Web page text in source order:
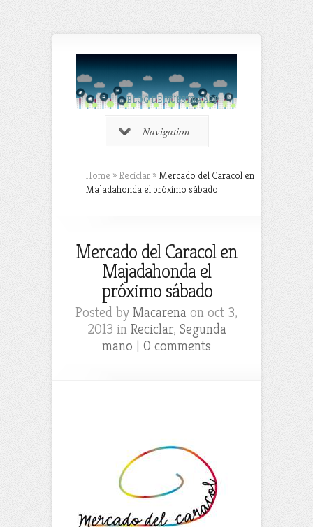
BLOG DE NUESTRA APP
Navigation
Home » Reciclar » Mercado del Caracol en
Majadahonda el próximo sábado
Mercado del Caracol en
Majadahonda el
próximo sábado
Posted by Macarena on oct 3,
2013 in Reciclar, Segunda
mano | 0 comments